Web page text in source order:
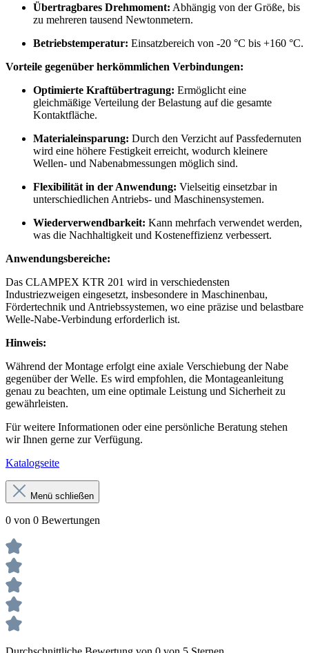
Übertragbares Drehmoment: Abhängig von der Größe, bis
zu mehreren tausend Newtonmetern.
Betriebstemperatur: Einsatzbereich von -20 °C bis +160 °C.
Vorteile gegenüber herkömmlichen Verbindungen:
Optimierte Kraftübertragung: Ermöglicht eine
gleichmäßige Verteilung der Belastung auf die gesamte
Kontaktfläche.
Materialeinsparung: Durch den Verzicht auf Passfedernuten
wird eine höhere Festigkeit erreicht, wodurch kleinere
Wellen- und Nabenabmessungen möglich sind.
Flexibilität in der Anwendung: Vielseitig einsetzbar in
unterschiedlichen Antriebs- und Maschinensystemen.
Wiederverwendbarkeit: Kann mehrfach verwendet werden,
was die Nachhaltigkeit und Kosteneffizienz verbessert.
Anwendungsbereiche:
Das CLAMPEX KTR 201 wird in verschiedensten
Industriezweigen eingesetzt, insbesondere in Maschinenbau,
Fördertechnik und Antriebssystemen, wo eine präzise und belastbare
Welle-Nabe-Verbindung erforderlich ist.
Hinweis:
Während der Montage erfolgt eine axiale Verschiebung der Nabe
gegenüber der Welle. Es wird empfohlen, die Montageanleitung
genau zu beachten, um eine optimale Leistung und Sicherheit zu
gewährleisten.
Für weitere Informationen oder eine persönliche Beratung stehen
wir Ihnen gerne zur Verfügung.
Katalogseite
Menü schließen
0 von 0 Bewertungen